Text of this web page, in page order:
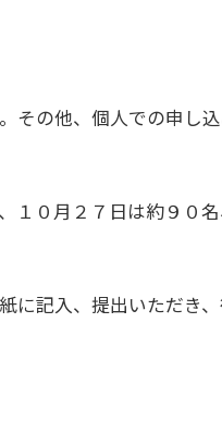
の他、個人での申し
１０月２７日は約９０
記入、提出いただき